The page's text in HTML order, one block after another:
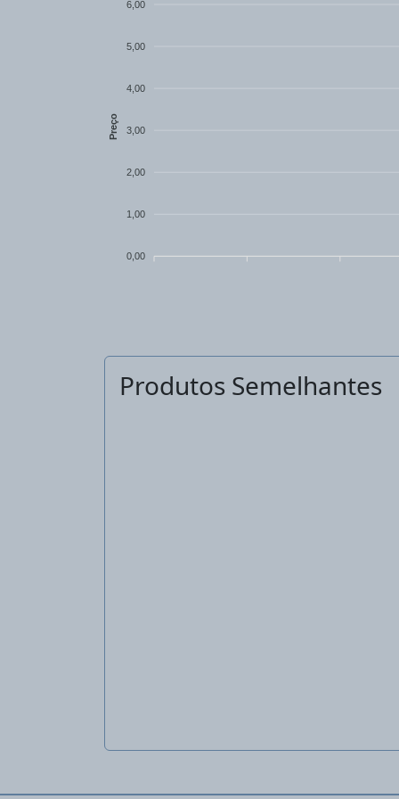
6,00
5,00
4,00
3,00
2,00
1,00
0,00
Preço
Produtos Semelhantes